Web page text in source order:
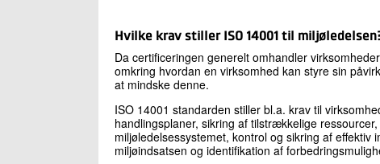
Hvilke krav stiller ISO 14001 til
Da certificeringen generelt omhandler
omkring hvordan en virksomhed kan styre sin
at mindske denne.
ISO 14001 standarden stiller bl.a. krav til
handlingsplaner, sikring af tilstrækkelige
miljøledelsessystemet, kontrol og sikring af
miljøindsatsen og identifikation af